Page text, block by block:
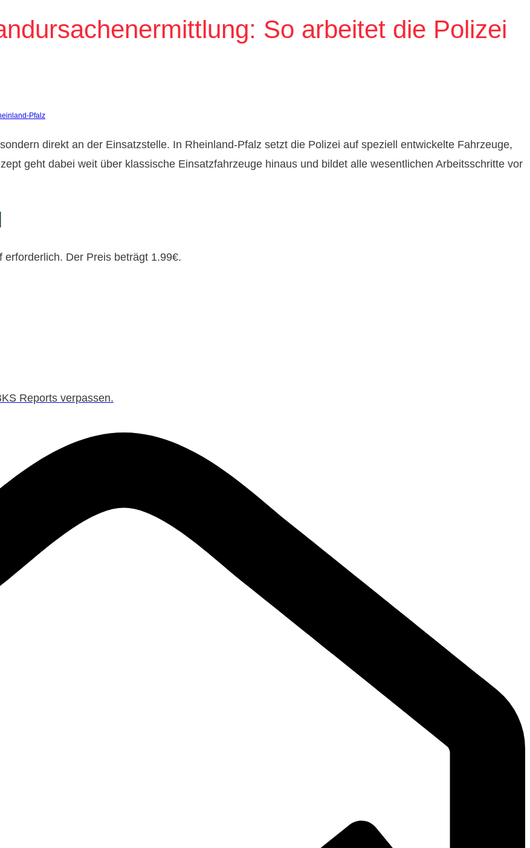
So arbeitet die Polizei
direkt an der Einsatzstelle. In Rheinland-Pfalz setzt die Polizei auf speziell entwickelte Fahrzeuge,
geht dabei weit über klassische Einsatzfahrzeuge hinaus und bildet alle wesentlichen Arbeitsschritte vor
Der Preis beträgt 1.99€.
Reports verpassen.